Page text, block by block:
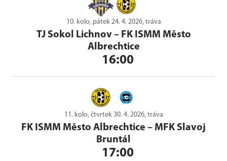
10. kolo, pátek 24. 4. 2026, tráva
TJ Sokol Lichnov– FK ISMM Město
Albrechtice
16:00
11. kolo, čtvrtek 30. 4. 2026, tráva
FK ISMM Město Albrechtice – MFK Slavoj
Bruntál
17:00